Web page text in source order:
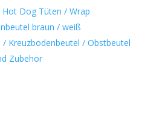
Dog Tüten / Wrap
braun / weiß
Kreuzbodenbeutel / Obstbeutel
Zubehör